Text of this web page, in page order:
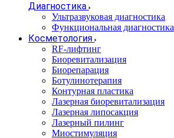
Диагностика
Ультразвуковая диагностика
Функциональная диагностика
Косметология
RF-лифтинг
Биоревитализация
Биорепарация
Ботулинотерапия
Контурная пластика
Лазерная биоревитализация
Лазерная липосакция
Лазерный пилинг
Миостимуляция